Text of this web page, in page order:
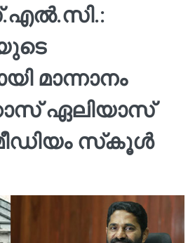
മാന്നാനം
ഏലിയാസ്
സ്‌കൂൾ